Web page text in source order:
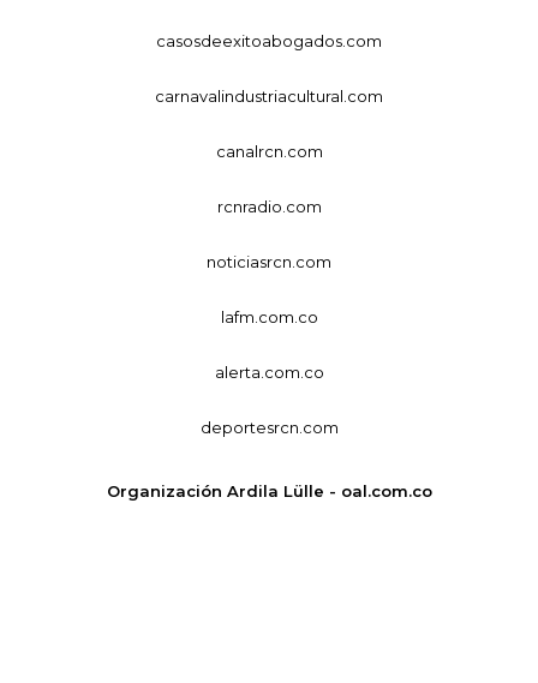
casosdeexitoabogados.com
carnavalindustriacultural.com
canalrcn.com
rcnradio.com
noticiasrcn.com
lafm.com.co
alerta.com.co
deportesrcn.com
Organización Ardila Lülle - oal.com.co